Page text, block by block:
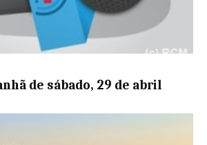
de sábado, 29 de abril